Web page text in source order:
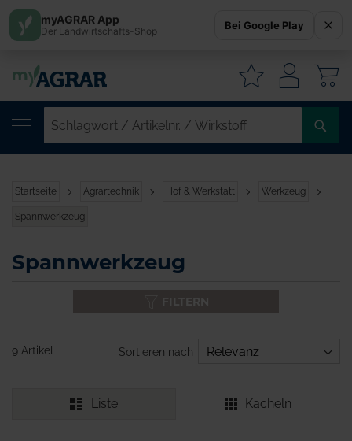
Startseite Agrartechnik Hof & Werkstatt Werkzeug
Spannwerkzeug
Spannwerkzeug
9 Artikel Sortieren nach
Liste Kacheln
myAGRAR App
Der Landwirtschafts-Shop Bei Google Play